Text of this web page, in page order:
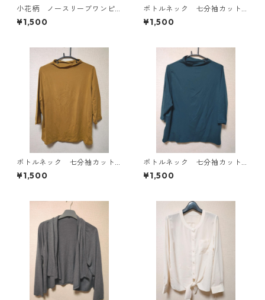
小花柄 ノースリーブワンピ
ース ４Ｌ ブラック KAE-
4819
¥1,500
ボトルネック 七分袖カット
ソー ４Ｌ マスタード KA
E-4818
¥1,500
ボトルネック 七分袖カット
ソー ４Ｌ マスタード KA
E-4816
¥1,500
ボトルネック 七分袖カット
ソー ４Ｌ ティールグリー
ン KAE-4815
¥1,500